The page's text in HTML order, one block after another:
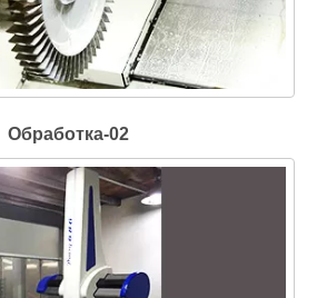
Обработка-02